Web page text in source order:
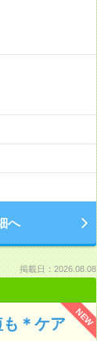
へ
掲載日：2026.08.08
NEW
＊ケア